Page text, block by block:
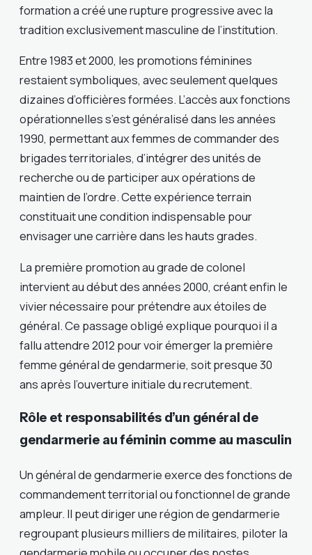
formation a créé une rupture progressive avec la
tradition exclusivement masculine de l’institution.
Entre 1983 et 2000, les promotions féminines
restaient symboliques, avec seulement quelques
dizaines d’officières formées. L’accès aux fonctions
opérationnelles s’est généralisé dans les années
1990, permettant aux femmes de commander des
brigades territoriales, d’intégrer des unités de
recherche ou de participer aux opérations de
maintien de l’ordre. Cette expérience terrain
constituait une condition indispensable pour
envisager une carrière dans les hauts grades.
La première promotion au grade de colonel
intervient au début des années 2000, créant enfin le
vivier nécessaire pour prétendre aux étoiles de
général. Ce passage obligé explique pourquoi il a
fallu attendre 2012 pour voir émerger la première
femme général de gendarmerie, soit presque 30
ans après l’ouverture initiale du recrutement.
Rôle et responsabilités d’un général de
gendarmerie au féminin comme au masculin
Un général de gendarmerie exerce des fonctions de
commandement territorial ou fonctionnel de grande
ampleur. Il peut diriger une région de gendarmerie
regroupant plusieurs milliers de militaires, piloter la